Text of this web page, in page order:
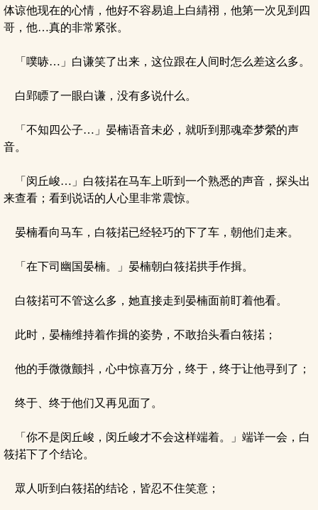
体谅他现在的心情，他好不容易追上白綪祤，他第一次见到四
哥，他…真的非常紧张。
「噗哧…」白谦笑了出来，这位跟在人间时怎么差这么多。
白郢瞟了一眼白谦，没有多说什么。
「不知四公子…」晏楠语音未必，就听到那魂牵梦縈的声
音。
「闵丘峻…」白筱掿在马车上听到一个熟悉的声音，探头出
来查看；看到说话的人心里非常震惊。
晏楠看向马车，白筱掿已经轻巧的下了车，朝他们走来。
「在下司幽国晏楠。」晏楠朝白筱掿拱手作揖。
白筱掿可不管这么多，她直接走到晏楠面前盯着他看。
此时，晏楠维持着作揖的姿势，不敢抬头看白筱掿；
他的手微微颤抖，心中惊喜万分，终于，终于让他寻到了；
终于、终于他们又再见面了。
「你不是闵丘峻，闵丘峻才不会这样端着。」端详一会，白
筱掿下了个结论。
眾人听到白筱掿的结论，皆忍不住笑意；